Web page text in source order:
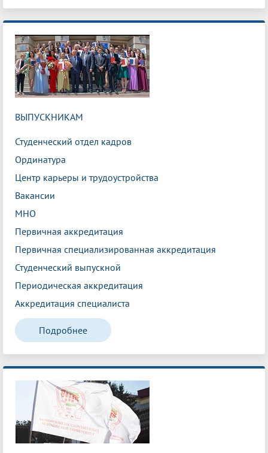
ВЫПУСКНИКАМ
Студенческий отдел кадров
Ординатура
Центр карьеры и трудоустройства
Вакансии
МНО
Первичная аккредитация
Первичная специализированная аккредитация
Студенческий выпускной
Периодическая аккредитация
Аккредитация специалиста
Подробнее